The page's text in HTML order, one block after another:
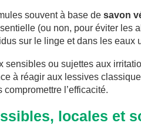
souvent à base de savon
(ou non, pour éviter les
sur le linge et dans les eaux
sensibles ou sujettes aux
à réagir aux lessives
l’efficacité.
locales et